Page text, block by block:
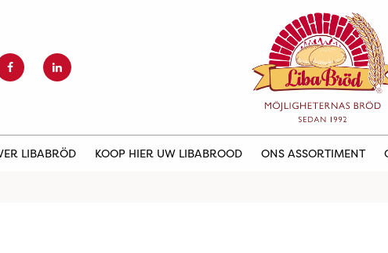
LIBABRÖD KOOP HIER UW LIBABROOD ONS ASSORTIMENT